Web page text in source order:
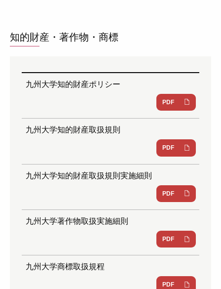
知的財産・著作物・商標
九州大学知的財産ポリシー
PDF
九州大学知的財産取扱規則
PDF
九州大学知的財産取扱規則実施細則
PDF
九州大学著作物取扱実施細則
PDF
九州大学商標取扱規程
PDF